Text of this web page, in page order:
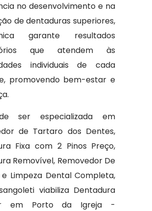
no desenvolvimento e na
de dentaduras superiores,
garante resultados
que atendem às
individuais de cada
promovendo bem-estar e
ser especializada em
de Tartaro dos Dentes,
Fixa com 2 Pinos Preço,
Removível, Removedor De
Limpeza Dental Completa,
viabiliza Dentadura
em Porto da Igreja -